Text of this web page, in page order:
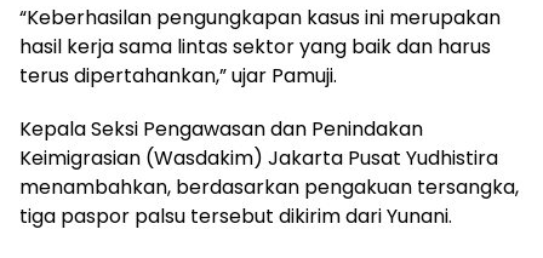
“Keberhasilan pengungkapan kasus ini merupakan
hasil kerja sama lintas sektor yang baik dan harus
terus dipertahankan,” ujar Pamuji.
Kepala Seksi Pengawasan dan Penindakan
Keimigrasian (Wasdakim) Jakarta Pusat Yudhistira
menambahkan, berdasarkan pengakuan tersangka,
tiga paspor palsu tersebut dikirim dari Yunani.